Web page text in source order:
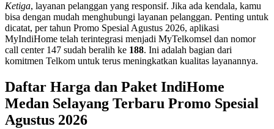
Ketiga, layanan pelanggan yang responsif. Jika ada kendala, kamu
bisa dengan mudah menghubungi layanan pelanggan. Penting untuk
dicatat, per tahun Promo Spesial Agustus 2026, aplikasi
MyIndiHome telah terintegrasi menjadi MyTelkomsel dan nomor
call center 147 sudah beralih ke 188. Ini adalah bagian dari
komitmen Telkom untuk terus meningkatkan kualitas layanannya.
Daftar Harga dan Paket IndiHome
Medan Selayang Terbaru Promo Spesial
Agustus 2026